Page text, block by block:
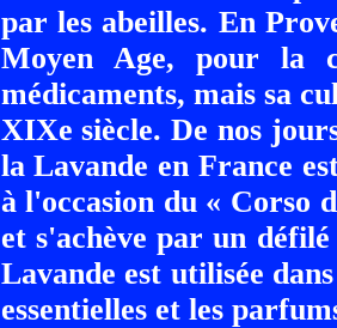
par les abeilles. En
Moyen Age, pour la
médicaments, mais sa
XIXe siècle. De nos
la Lavande en France
à l'occasion du « Corso
et s'achève par un
Lavande est utilisée
essentielles et les